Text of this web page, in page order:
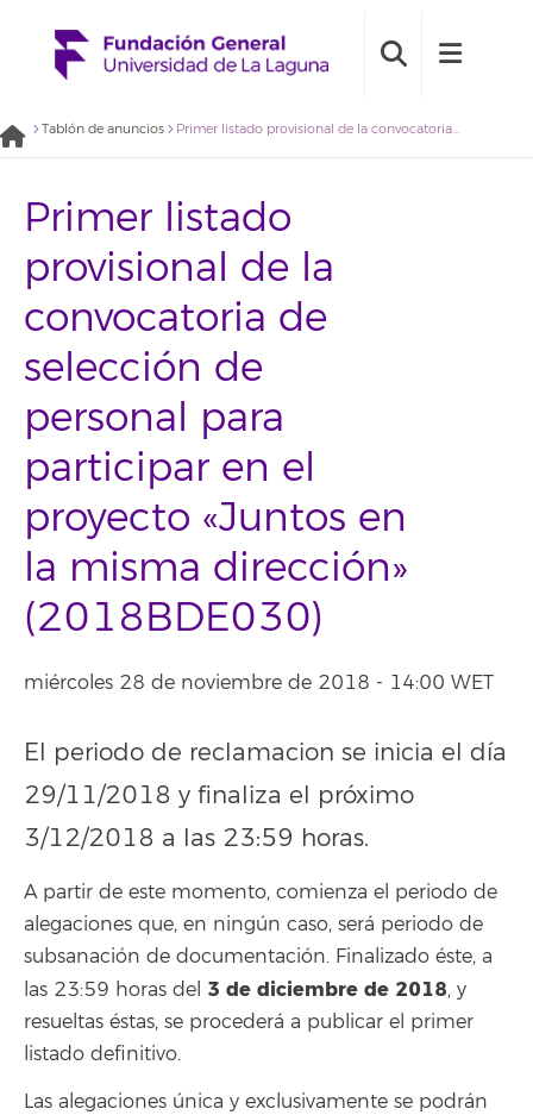
Tablón de anuncios Primer listado provisional de la convocatoria de selección de personal para participar en el proyecto «Juntos en la misma dirección» (2018BDE030)
Primer listado
provisional de la
convocatoria de
selección de
personal para
participar en el
proyecto «Juntos en
la misma dirección»
(2018BDE030)
miércoles 28 de noviembre de 2018 - 14:00 WET
El periodo de reclamacion se inicia el día
29/11/2018 y finaliza el próximo
3/12/2018 a las 23:59 horas.
A partir de este momento, comienza el periodo de
alegaciones que, en ningún caso, será periodo de
subsanación de documentación. Finalizado éste, a
las 23:59 horas del 3 de diciembre de 2018, y
resueltas éstas, se procederá a publicar el primer
listado definitivo.
Las alegaciones única y exclusivamente se podrán